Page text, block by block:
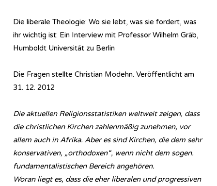
Die liberale Theologie: Wo sie lebt, was sie fordert, was
ihr wichtig ist: Ein Interview mit Professor Wilhelm Gräb,
Humboldt Universität zu Berlin
Die Fragen stellte Christian Modehn. Veröffentlicht am
31. 12. 2012
Die aktuellen Religionsstatistiken weltweit zeigen, dass
die christlichen Kirchen zahlenmäßig zunehmen, vor
allem auch in Afrika. Aber es sind Kirchen, die dem sehr
konservativen, „orthodoxen“, wenn nicht dem sogen.
fundamentalistischen Bereich angehören.
Woran liegt es, dass die eher liberalen und progressiven